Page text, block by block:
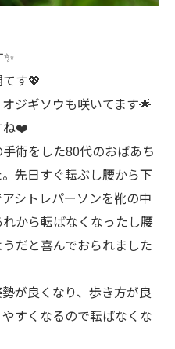
す💖
ジギソウも咲いてます🌟
ね❤️
術をした80代のおばあち
先日すぐ転ぶし腰から下
シトレパーソンを靴の中
から転ばなくなったし腰
だと喜んでおられました
が良くなり、歩き方が良
すくなるので転ばなくな